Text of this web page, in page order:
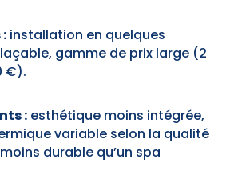
installation en quelques
gamme de prix large (2
€).
:esthétique moins intégrée,
variable selon la qualité
durable qu’un spa